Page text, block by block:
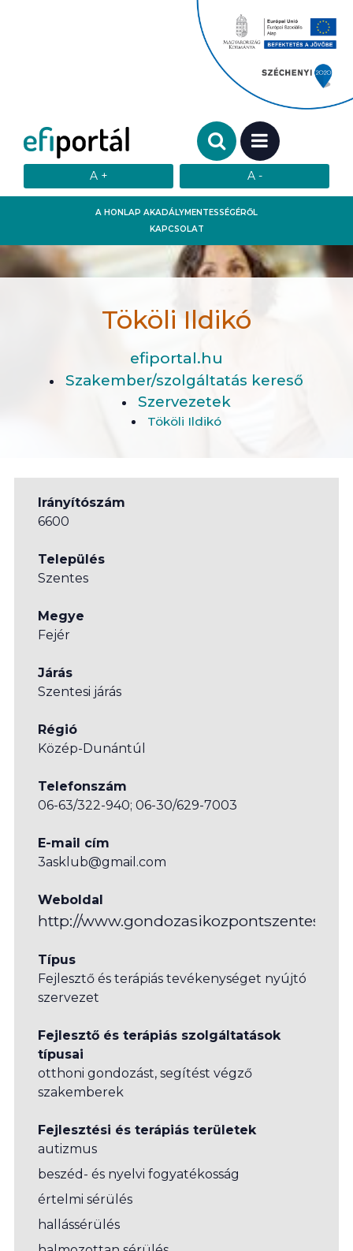
A HONLAP AKADÁLYMENTESSÉGÉRŐL
KAPCSOLAT
Keresendő szó:
MENÜ
Tököli Ildikó
efiportal.hu
Szakember/szolgáltatás kereső
Szervezetek
Tököli Ildikó
Irányítószám
6600
Település
Szentes
Megye
Fejér
Járás
Szentesi járás
Régió
Közép-Dunántúl
Telefonszám
06-63/322-940; 06-30/629-7003
E-mail cím
3asklub@gmail.com
Weboldal
http://
Típus
Fejlesztő és terápiás tevékenységet nyújtó
szervezet
Fejlesztő és terápiás szolgáltatások
típusai
otthoni gondozást, segítést végző
szakemberek
Fejlesztési és terápiás területek
autizmus
beszéd- és nyelvi fogyatékosság
értelmi sérülés
hallássérülés